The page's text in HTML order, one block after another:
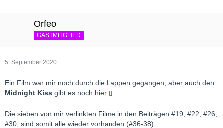
Orfeo
GASTMITGLIED
5. September 2020
Ein Film war mir noch durch die Lappen gegangen, aber auch den
Midnight Kiss gibt es noch hier
Die sieben von mir verlinkten Filme in den Beiträgen #19, #22, #26,
#30, sind somit alle wieder vorhanden (#36-38)